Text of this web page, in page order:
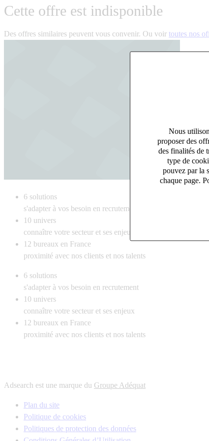
Nous
proposer des
des finalités de
type de
pouvez par la
chaque page.
Cette offre est indisponible
Des offres similaires peuvent vous convenir. Ou voir toutes nos
6 solutions
s'adapter à vos besoin en recrutement
10 univers
connaître votre secteur et ses enjeux
12 bureaux en France
proximité avec nos clients et nos talents
6 solutions
s'adapter à vos besoin en recrutement
10 univers
connaître votre secteur et ses enjeux
12 bureaux en France
proximité avec nos clients et nos talents
Adsearch est une marque du Groupe Adéquat
Plan du site
Politique de cookies
Politiques de protection des données